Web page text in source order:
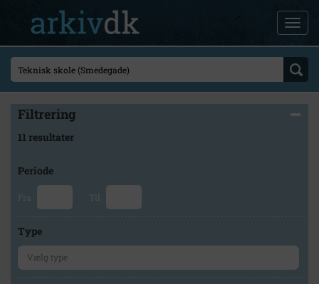
Filtrering
11 resultater
Periode
Fra Til
Type